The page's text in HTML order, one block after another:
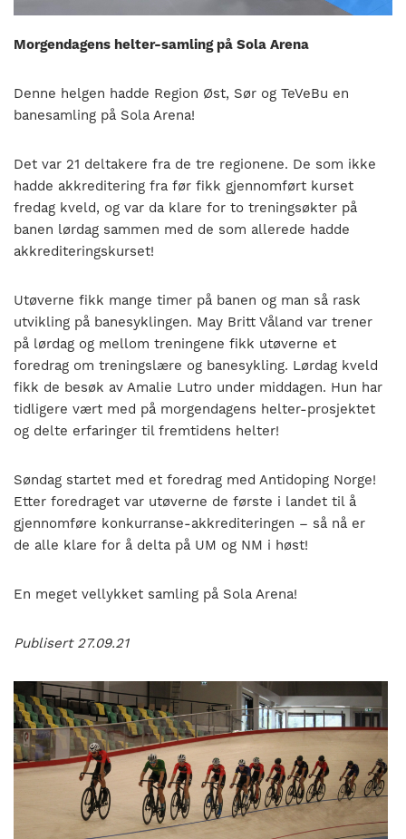
en
folkesport.
Morgendagens helter-samling på Sola Arena
Denne helgen hadde Region Øst, Sør og TeVeBu en
banesamling på Sola Arena!
Det var 21 deltakere fra de tre regionene. De som ikke
hadde akkreditering fra før fikk gjennomført kurset
fredag kveld, og var da klare for to treningsøkter på
banen lørdag sammen med de som allerede hadde
akkrediteringskurset!
Utøverne fikk mange timer på banen og man så rask
utvikling på banesyklingen. May Britt Våland var trener
på lørdag og mellom treningene fikk utøverne et
foredrag om treningslære og banesykling. Lørdag kveld
fikk de besøk av Amalie Lutro under middagen. Hun har
tidligere vært med på morgendagens helter-prosjektet
og delte erfaringer til fremtidens helter!
Søndag startet med et foredrag med Antidoping Norge!
Etter foredraget var utøverne de første i landet til å
gjennomføre konkurranse-akkrediteringen – så nå er
de alle klare for å delta på UM og NM i høst!
En meget vellykket samling på Sola Arena!
Publisert 27.09.21